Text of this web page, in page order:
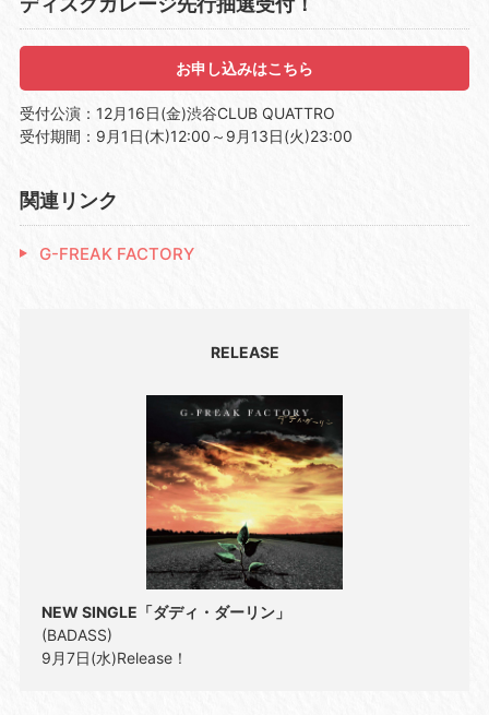
お申し込みはこちら
受付公演：12月16日(金)渋谷CLUB QUATTRO
受付期間：9月1日(木)12:00～9月13日(火)23:00
関連リンク
G-FREAK FACTORY
RELEASE
NEW SINGLE「ダディ・ダーリン」
(BADASS)
9月7日(水)Release！